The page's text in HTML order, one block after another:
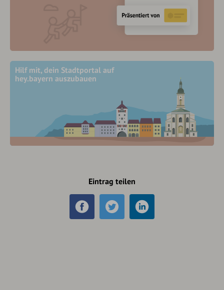
Hilf mit, dein Stadtportal auf
hey.bayern auszubauen
Eintrag teilen